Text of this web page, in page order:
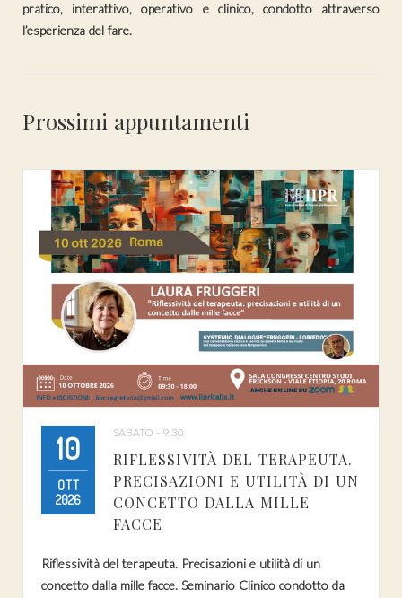
pratico, interattivo, operativo e clinico, condotto attraverso
l’esperienza del fare.
Prossimi appuntamenti
10
OTT
2026
SABATO - 9:30
RIFLESSIVITÀ DEL TERAPEUTA.
PRECISAZIONI E UTILITÀ DI UN
CONCETTO DALLA MILLE
FACCE
Riflessività del terapeuta. Precisazioni e utilità di un
concetto dalla mille facce. Seminario Clinico condotto da